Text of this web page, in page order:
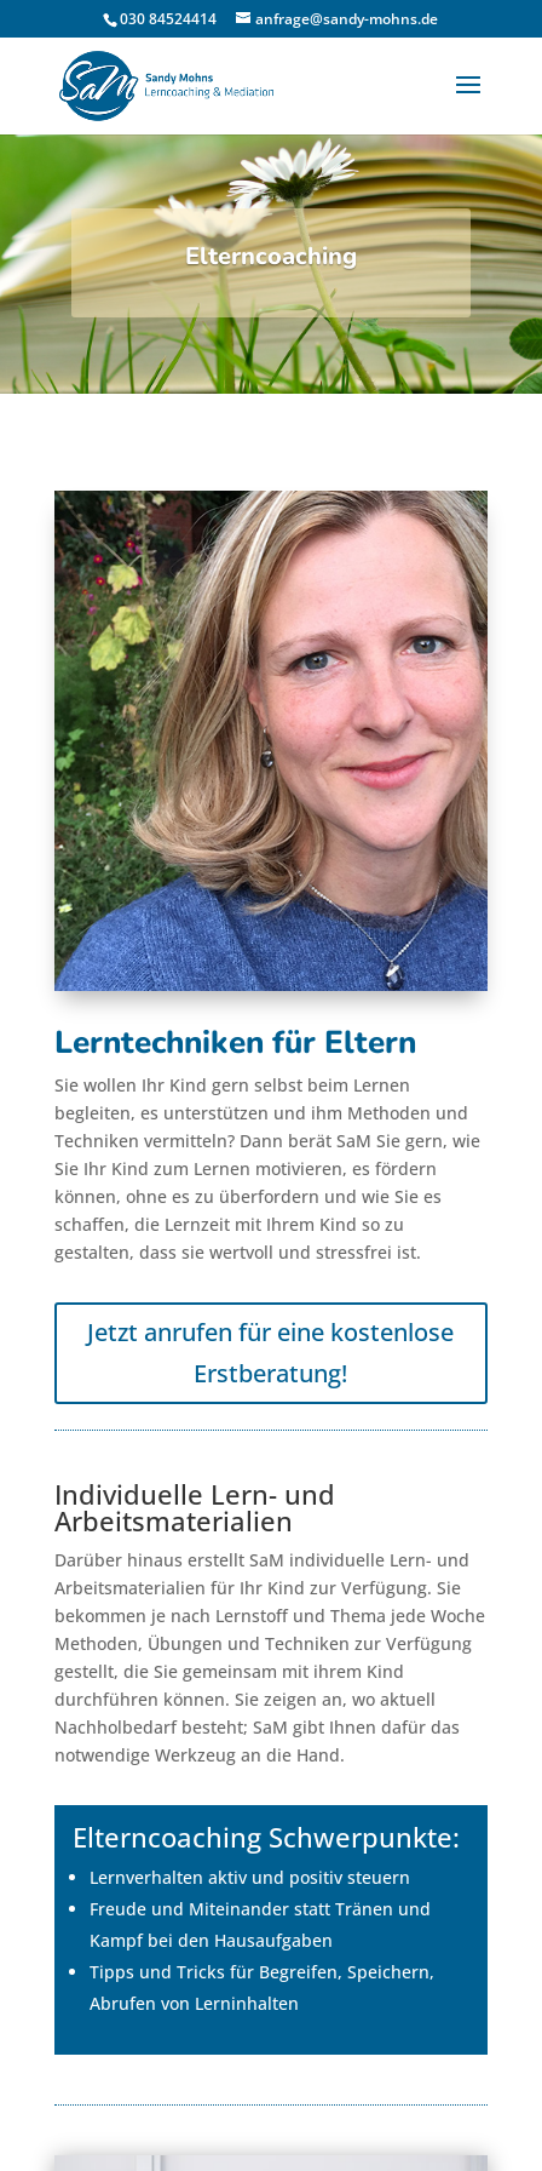
030 84524414 anfrage@sandy-mohns.de
Elterncoaching
Lerntechniken für Eltern
Sie wollen Ihr Kind gern selbst beim Lernen
begleiten, es unterstützen und ihm Methoden und
Techniken vermitteln? Dann berät SaM Sie gern, wie
Sie Ihr Kind zum Lernen motivieren, es fördern
können, ohne es zu überfordern und wie Sie es
schaffen, die Lernzeit mit Ihrem Kind so zu
gestalten, dass sie wertvoll und stressfrei ist.
Jetzt anrufen für eine kostenlose
Erstberatung!
Individuelle Lern- und
Arbeitsmaterialien
Darüber hinaus erstellt SaM individuelle Lern- und
Arbeitsmaterialien für Ihr Kind zur Verfügung. Sie
bekommen je nach Lernstoff und Thema jede Woche
Methoden, Übungen und Techniken zur Verfügung
gestellt, die Sie gemeinsam mit ihrem Kind
durchführen können. Sie zeigen an, wo aktuell
Nachholbedarf besteht; SaM gibt Ihnen dafür das
notwendige Werkzeug an die Hand.
Elterncoaching Schwerpunkte:
Lernverhalten aktiv und positiv steuern
Freude und Miteinander statt Tränen und
Kampf bei den Hausaufgaben
Tipps und Tricks für Begreifen, Speichern,
Abrufen von Lerninhalten